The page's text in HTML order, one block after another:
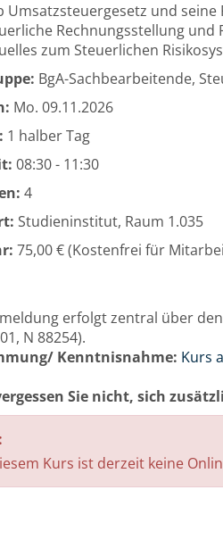
Umsatzsteuergesetz und
Rechnungsstellung und
zum Steuerlichen
BgA-Sachbearbeitende,
Mo. 09.11.2026
1 halber Tag
08:30 - 11:30
4
Studieninstitut, Raum 1.035
75,00 € (Kostenfrei für
erfolgt zentral über
N 88254).
Kenntnisnahme: Kurs
Sie nicht, sich
Kurs ist derzeit keine